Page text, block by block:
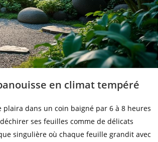
en climat tempéré
plaira dans un coin baigné par 6 à 8 heures
ses feuilles comme de délicats
singulière où chaque feuille grandit avec